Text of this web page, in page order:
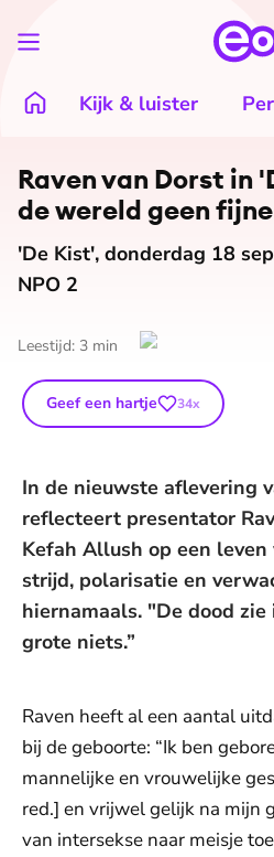
Kijk & luister
Raven van Dorst in
de wereld geen
'De Kist', donderdag 18
NPO 2
Leestijd: 3 min
Geef een hartje 34x
In de nieuwste aflevering
reflecteert presentator
Kefah Allush op een
strijd, polarisatie en
hiernamaals. "De dood
grote niets.”
Raven heeft al een aantal
bij de geboorte: “Ik ben
mannelijke en vrouwelijke
red.] en vrijwel gelijk na mijn
van intersekse naar meisje